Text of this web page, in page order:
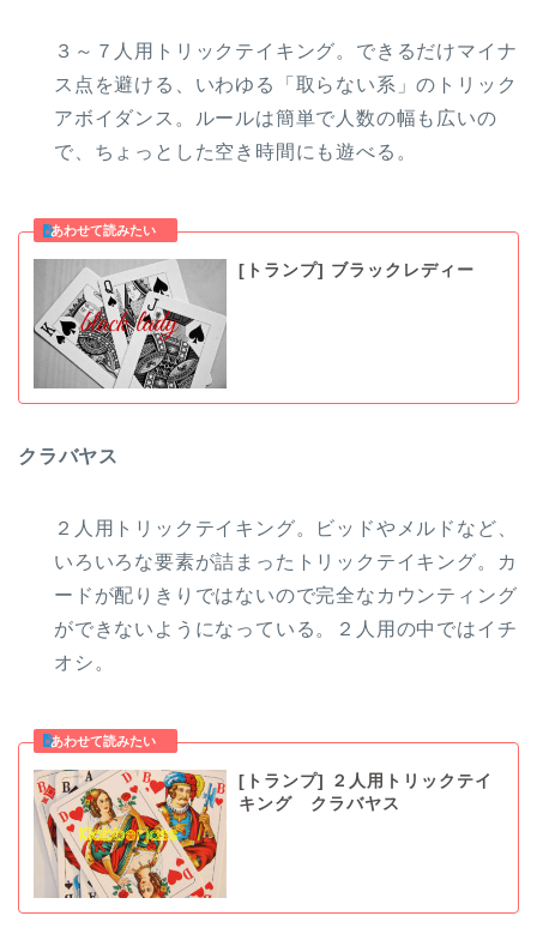
３～７人用トリックテイキング。できるだけマイナ
ス点を避ける、いわゆる「取らない系」のトリック
アボイダンス。ルールは簡単で人数の幅も広いの
で、ちょっとした空き時間にも遊べる。
[トランプ] ブラックレディー
クラバヤス
２人用トリックテイキング。ビッドやメルドなど、
いろいろな要素が詰まったトリックテイキング。カ
ードが配りきりではないので完全なカウンティング
ができないようになっている。２人用の中ではイチ
オシ。
[トランプ] ２人用トリックテイ
キング クラバヤス